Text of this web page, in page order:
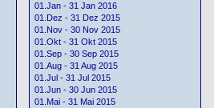
01.Jan - 31 Jan 2016
01.Dez - 31 Dez 2015
01.Nov - 30 Nov 2015
01.Okt - 31 Okt 2015
01.Sep - 30 Sep 2015
01.Aug - 31 Aug 2015
01.Jul - 31 Jul 2015
01.Jun - 30 Jun 2015
01.Mai - 31 Mai 2015